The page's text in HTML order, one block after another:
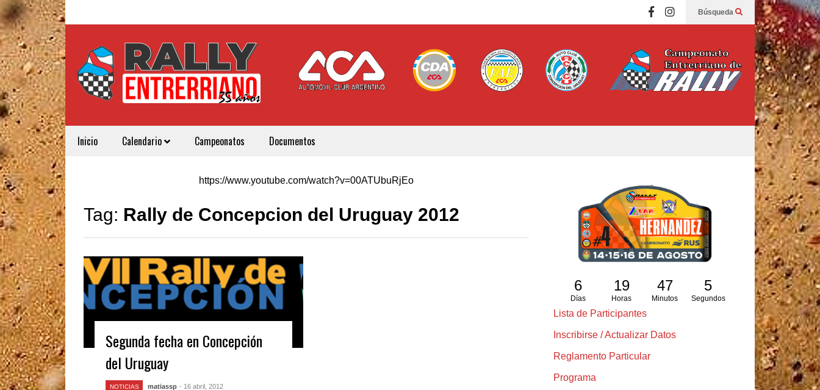
Búsqueda
Inicio Calendario Campeonatos Documentos
https://www.youtube.com/watch?v=00ATUbuRjEo
Tag: Rally de Concepcion del Uruguay 2012
Segunda fecha en Concepción
del Uruguay
NOTICIAS matiassp - 16 abril, 2012
6
Días
19
Horas
47
Minutos
4
Segundos
Lista de Participantes
Inscribirse / Actualizar Datos
Reglamento Particular
Programa